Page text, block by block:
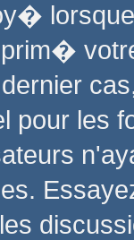
pour les